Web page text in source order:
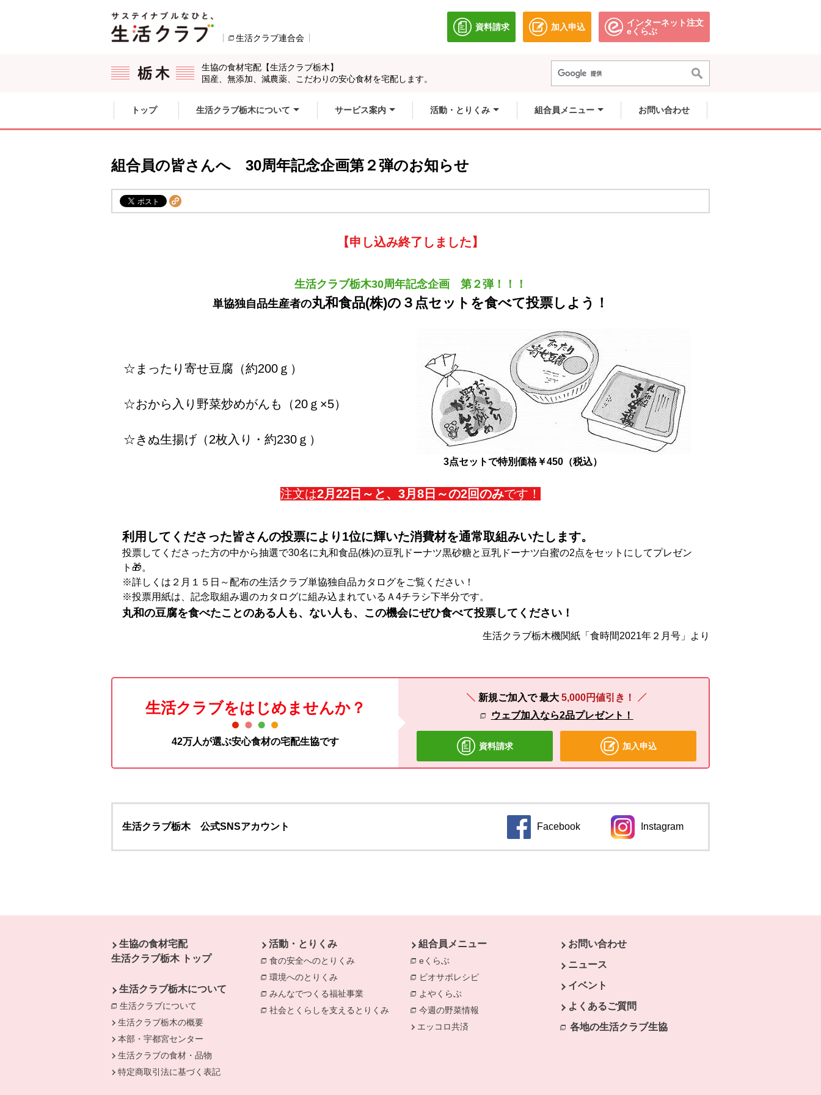
生活クラブ連合会
資料請求
別のウィンドウで開きます。
加入申込
別のウィンドウで開きます。
インターネット注文
eくらぶ別のウィンドウで開きます。
生協の食材宅配【生活クラブ栃木】
国産、無添加、減農薬、こだわりの安心食材を宅配します。
ここからサイト内共通メニューです。
サイト内共通メニューをスキップする
トップ 生活クラブ栃木について サービス案内 活動・とりくみ 組合員メニュー お問い合わせ
組合員の皆さんへ 30周年記念企画第２弾のお知らせ
【申し込み終了しました】
生活クラブ栃木30周年記念企画 第２弾！！！
単協独自品生産者の丸和食品(株)の３点セットを食べて投票しよう！
☆まったり寄せ豆腐（約200ｇ）
☆おから入り野菜炒めがんも（20ｇ×5）
☆きぬ生揚げ（2枚入り・約230ｇ）
3点セットで特別価格￥450（税込）
注文は2月22日～と、3月8日～の2回のみです！
利用してくださった皆さんの投票により1位に輝いた消費材を通常取組みいたします。
投票してくださった方の中から抽選で30名に丸和食品(株)の豆乳ドーナツ黒砂糖と豆乳ドーナツ白蜜の2点をセットにしてプレゼン
ト🎁。
※詳しくは２月１５日～配布の生活クラブ単協独自品カタログをご覧ください！
※投票用紙は、記念取組み週のカタログに組み込まれているＡ4チラシ下半分です。
丸和の豆腐を食べたことのある人も、ない人も、この機会にぜひ食べて投票してください！
生活クラブ栃木機関紙「食時間2021年２月号」より
生活クラブをはじめませんか？
42万人が選ぶ安心食材の宅配生協です
新規ご加入で最大5,000円値引き！
ウェブ加入なら2品プレゼント！
資料請求 加入申込
生活クラブ栃木 公式SNSアカウント Facebook
別のウィンドウで開きます。
Instagram
別のウィンドウで開きます。
生協の食材宅配
生活クラブ栃木 トップ
生活クラブ栃木について
生活クラブについて
生活クラブ栃木の概要
本部・宇都宮センター
生活クラブの食材・品物
特定商取引法に基づく表記
活動・とりくみ
食の安全へのとりくみ
環境へのとりくみ
みんなでつくる福祉事業
社会とくらしを支えるとりくみ
組合員メニュー
eくらぶ
ビオサポレシピ
よやくらぶ
今週の野菜情報
エッコロ共済
お問い合わせ
ニュース
イベント
よくあるご質問
各地の生活クラブ生協